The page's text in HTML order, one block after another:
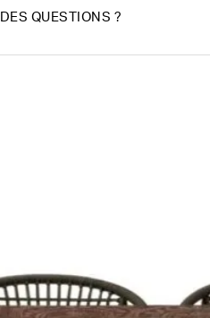
DES QUESTIONS ?